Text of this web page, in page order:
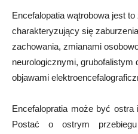
Encefalopatia wątrobowa jest
charakteryzujący się
zachowania, zmianami
neurologicznymi,
objawami
Encefalopratia może być ostra
Postać o ostrym przebiegu